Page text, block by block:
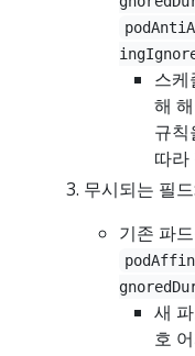
스케
해
규칙
따라
무시되는 필드:
기존 파
새
호